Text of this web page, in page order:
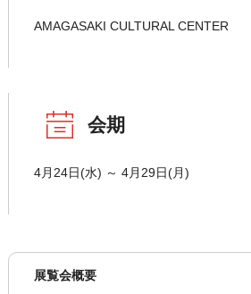
AMAGASAKI CULTURAL CENTER
会期
4月24日(水) ～ 4月29日(月)
展覧会概要